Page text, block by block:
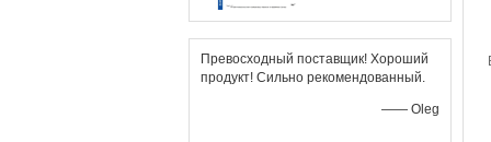
Превосходный поставщик! Хороший
продукт! Сильно рекомендованный.
—— Oleg